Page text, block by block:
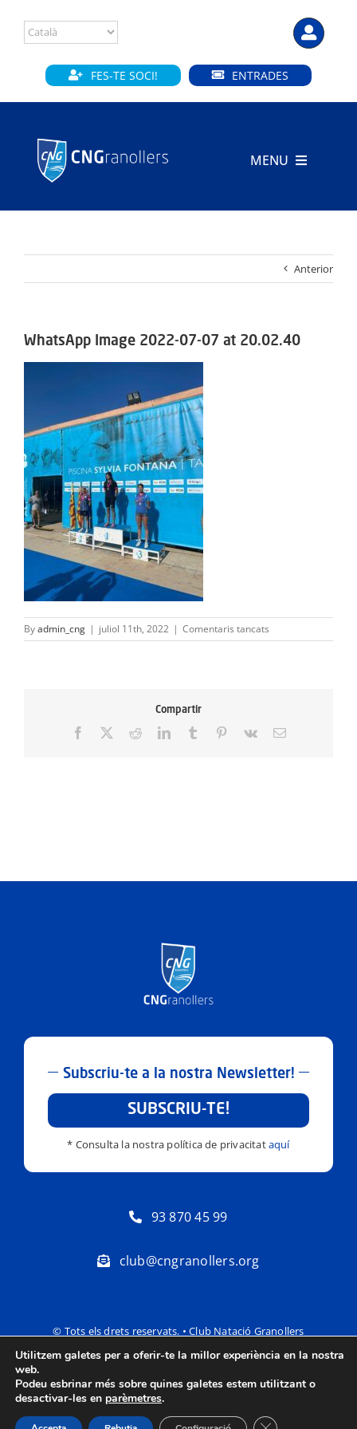
content
FES-TE SOCI! ENTRADES
MENU
SECCIONS
INFANTS
BLOG
EMPRESES
CONTACTE
Anterior
WhatsApp Image 2022-07-07 at 20.02.40
Byadmin_cng | juliol 11th, 2022 | Comentaris tancats
WhatsApp
20.02.40
Compartir
Facebook RedditLinkedInTumblr Pinterest
Vk Email:
Subscriu-te a la nostra Newsletter!
SUBSCRIU-TE!
* Consulta la nostra política de privacitataquí
93 870 45 99
club@cngranollers.org
© Tots els drets reservats. • Club Natació Granollers
Política de privacitat Avís Legal
Utilitzem galetes per a oferir-te la millor experiència en la nostra
web.
Podeu esbrinar més sobre quines galetes estem utilitzant o
desactivar-les en parèmetres.
Tanca el bàner de